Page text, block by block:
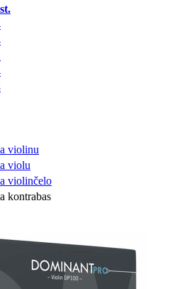
violinu
violu
violinčelo
kontrabas